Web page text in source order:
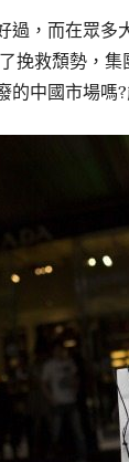
過，而在眾
挽救頹勢，
的中國市場嗎